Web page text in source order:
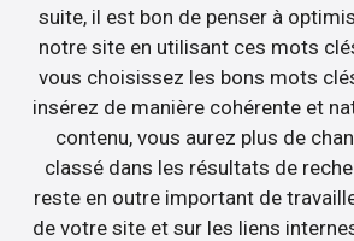
suite, il est bon de penser à
notre site en utilisant ces mots
vous choisissez les bons mots
insérez de manière cohérente et
contenu, vous aurez plus de
classé dans les résultats de
reste en outre important de
de votre site et sur les liens